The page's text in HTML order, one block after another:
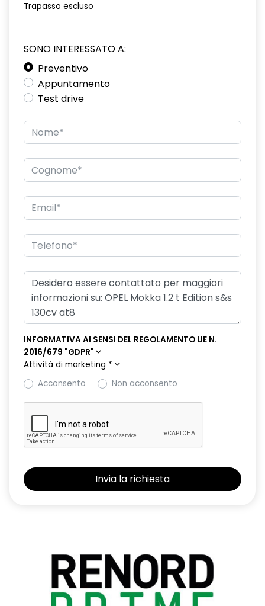
Trapasso escluso
SONO INTERESSATO A:
Preventivo
Appuntamento
Test drive
INFORMATIVA AI SENSI DEL REGOLAMENTO UE N.
2016/679 "GDPR"
Attività di marketing *
Acconsento
Non acconsento